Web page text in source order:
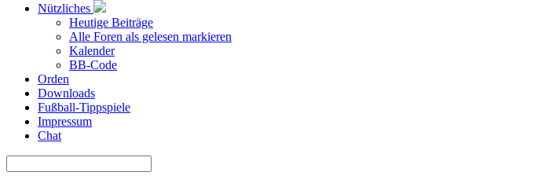
Nützliches
Heutige Beiträge
Alle Foren als gelesen markieren
Kalender
BB-Code
Orden
Downloads
Fußball-Tippspiele
Impressum
Chat